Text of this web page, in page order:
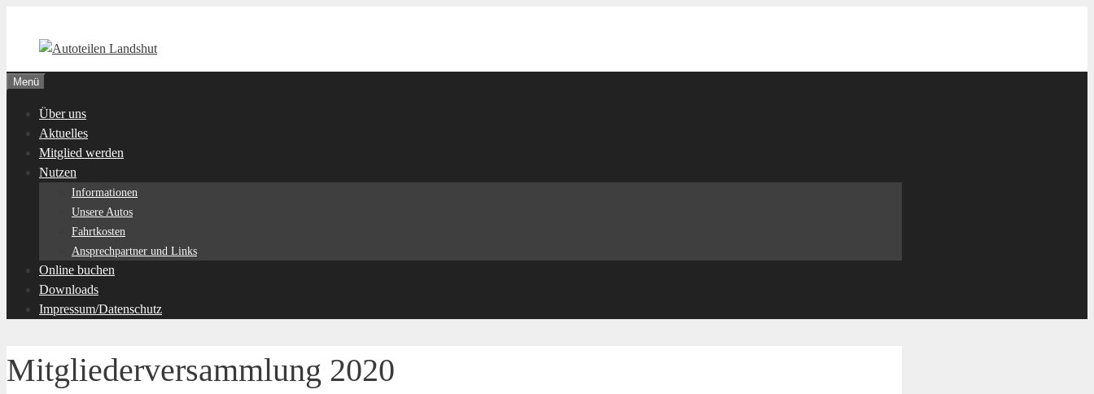
springen
Menü
Über uns
Aktuelles
Mitglied werden
Nutzen
Informationen
Unsere Autos
Fahrtkosten
Ansprechpartner und Links
Online buchen
Downloads
Impressum/Datenschutz
Mitgliederversammlung 2020